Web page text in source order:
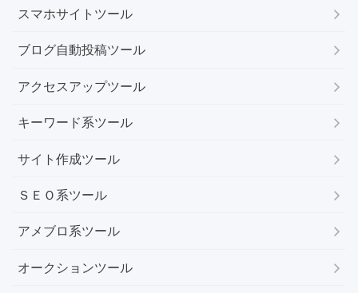
スマホサイトツール
ブログ自動投稿ツール
アクセスアップツール
キーワード系ツール
サイト作成ツール
ＳＥＯ系ツール
アメブロ系ツール
オークションツール